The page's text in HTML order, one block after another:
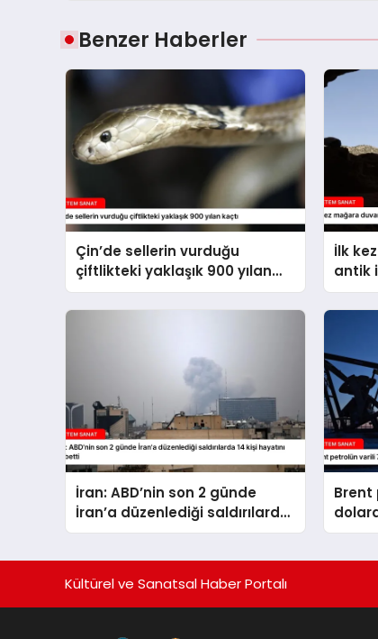
Benzer Haberler
Çin’de sellerin vurduğu
çiftlikteki yaklaşık 900 yılan
kaçtı
İlk
antik
İran: ABD’nin son 2 günde
İran’a düzenlediği saldırılarda
14 kişi hayatını kaybetti
Brent
Kültürel ve Sanatsal Haber Portalı